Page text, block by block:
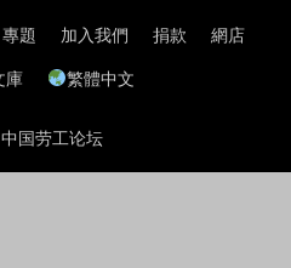
專題 加入我們 捐款 網店
庫 繁體中文
国劳工论坛